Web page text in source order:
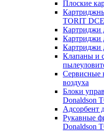
Плоские
TORIT DCE
Картриджи
Картриджи
Картриджи
Клапаны и
Сервисные
воздуха
Блоки
Donaldson
Адсорбент
Рукавные
Donaldson